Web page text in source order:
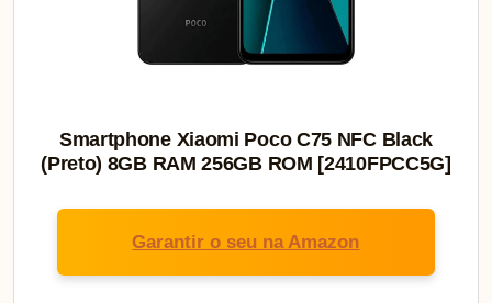
Smartphone Xiaomi Poco C75 NFC Black
(Preto) 8GB RAM 256GB ROM [2410FPCC5G]
Garantir o seu na Amazon